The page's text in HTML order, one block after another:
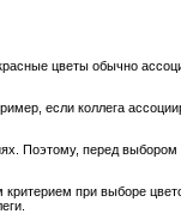
цветы обычно
если коллега
Поэтому, перед выбором
при выборе